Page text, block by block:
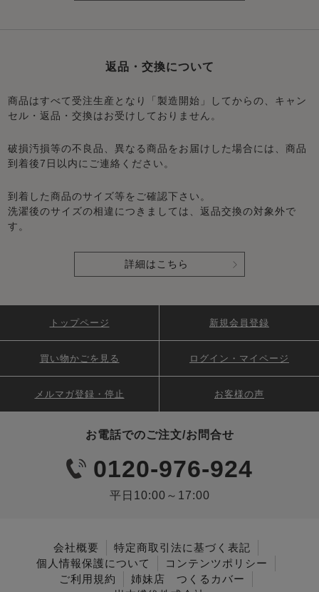
返品・交換について
商品はすべて受注生産となり「製造開始」してからの、キャン
セル・返品・交換はお受けしておりません。
破損汚損等の不良品、異なる商品をお届けした場合には、商品
到着後7日以内にご連絡ください。
到着した商品のサイズ等をご確認下さい。
洗濯後のサイズの相違につきましては、返品交換の対象外で
す。
詳細はこちら
お電話でのご注文/お問合せ
0120-976-924
平日10:00～17:00
トップページ 新規会員登録
買い物かごを見る ログイン・マイページ
メルマガ登録・停止 お客様の声
会社概要
特定商取引法に基づく表記
個人情報保護について
コンテンツポリシー
ご利用規約
姉妹店 つくるカバー